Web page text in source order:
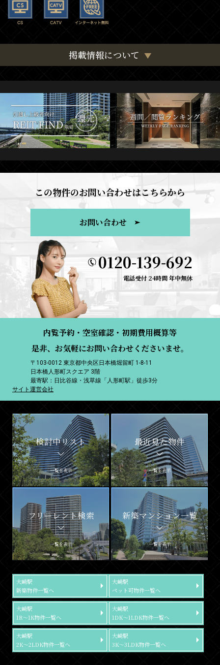
掲載情報について
この物件のお問い合わせはこちらから
お問い合わせ
0120-139-692
電話受付 24時間 年中無休
内覧予約・空室確認・初期費用概算等
是非、お気軽にお問い合わせくださいませ。
〒103-0012 東京都中央区日本橋堀留町 1-8-11
日本橋人形町スクエア 3階
最寄駅：日比谷線・浅草線「人形町駅」徒歩3分
サイト運営会社
検討中リスト
一覧を表示
最近見た物件
一覧を表示
フリーレント検索
一覧を表示
新築マンション一覧
一覧を表示
大崎駅
新築物件一覧へ
大崎駅
ペット可物件一覧へ
大崎駅
1R～1K物件一覧へ
大崎駅
1DK～1LDK物件一覧へ
大崎駅
2K～2LDK物件一覧へ
大崎駅
3K～3LDK物件一覧へ